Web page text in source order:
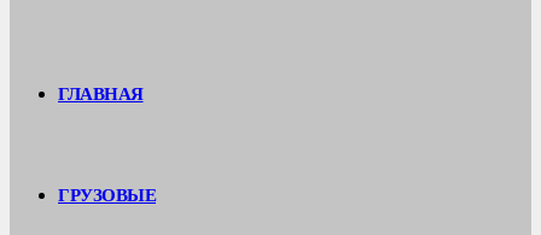
ГЛАВНАЯ
ГРУЗОВЫЕ